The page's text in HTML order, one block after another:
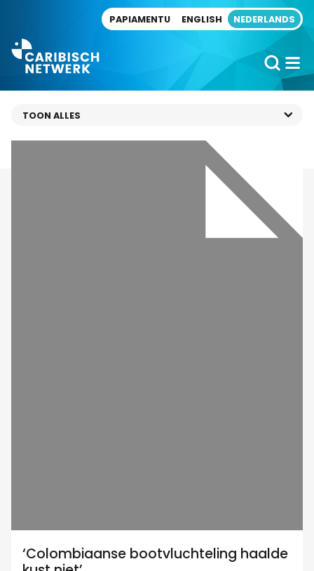
PAPIAMENTU ENGLISH NEDERLANDS
‘Colombiaanse bootvluchteling haalde